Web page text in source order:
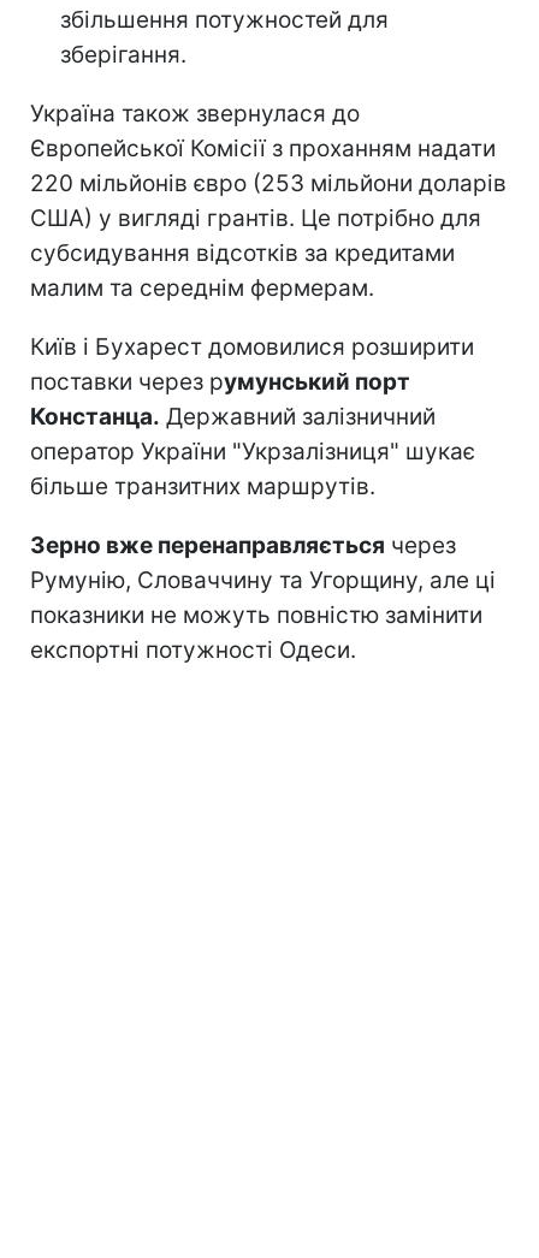
збільшення потужностей для
зберігання.
Україна також звернулася до
Європейської Комісії з проханням надати
220 мільйонів євро (253 мільйони доларів
США) у вигляді грантів. Це потрібно для
субсидування відсотків за кредитами
малим та середнім фермерам.
Київ і Бухарест домовилися розширити
поставки через румунський порт
Констанца. Державний залізничний
оператор України "Укрзалізниця" шукає
більше транзитних маршрутів.
Зерно вже перенаправляється через
Румунію, Словаччину та Угорщину, але ці
показники не можуть повністю замінити
експортні потужності Одеси.